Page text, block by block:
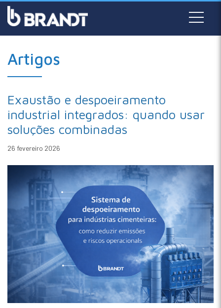
Artigos
Exaustão e despoeiramento
industrial integrados: quando usar
soluções combinadas
26 fevereiro 2026